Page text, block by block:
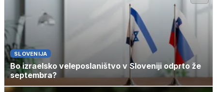
SLOVENIJA
Bo izraelsko veleposlaništvo v Sloveniji odprto že
septembra?